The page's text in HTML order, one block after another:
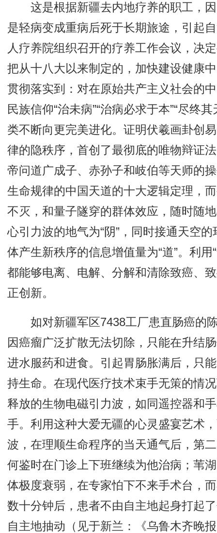
这是根据新疆去内地疗养的职工，
是轻病变成重病后死于长期旅途，引起
人疗养院组织召开的疗养工作会议，决
把从十八大以来制定的，加快建设健康
贯彻落实到：对在原始共产主义社会的
民族信仰“治未病”“治病必求于本”“尽终
类不断向更完美进化。证明伏羲画卦创
律的隐秩序，首创了最彻底的唯物辩证
帝问道广成子、赤孙子和岐伯等天师的
生命规律的中国天道的十大逻辑定理，
不灭，和量子隧穿的群体效应，随时随
心引力波的地气为“阴”，同时接通天空
体产生新秩序的信息增值量为“道”。利
都能够电离、电解、分解和清除致癌、
正创新。
如对新疆军区7438工厂患直肠癌的
因癌瘤广泛扩散无法切除，只能在升结
进水服药和进食。引起胃肠胀满后，只
持生命。在现代医疗技术束手无策的情
释放的生物电磁引力波，如同遥控器和
手。利用这种大爱无疆的心灵盛宴艺术
波，在理顺生命程序的当天通气后，第
何鉴时在门诊上下班继续为他治病；苇
体极度衰弱，在专家怕下不来手术台，
数十分钟后，患者不由自主地起身打起
自主地抽动（见于新兰：《乌鲁木齐晚